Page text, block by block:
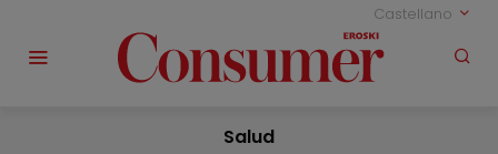
Castellano
Salud